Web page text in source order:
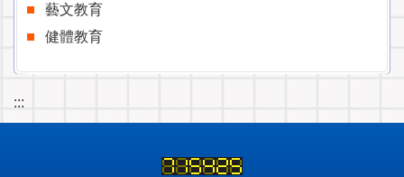
藝文教育
健體教育
:::